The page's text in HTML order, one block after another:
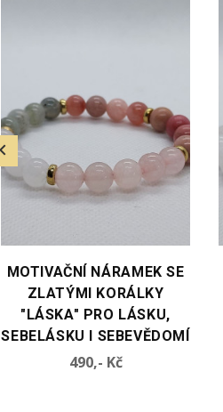
MOTIVAČNÍ NÁRAMEK SE
ZLATÝMI KORÁLKY
"LÁSKA" PRO LÁSKU,
SEBELÁSKU I SEBEVĚDOMÍ
490,- KčCena